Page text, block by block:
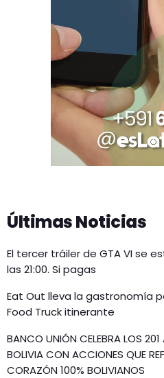
Últimas Noticias
El tercer tráiler de GTA VI se
las 21:00. Si pagas
Eat Out lleva la gastronomía
Food Truck itinerante
BANCO UNIÓN CELEBRA LOS 201
BOLIVIA CON ACCIONES QUE
CORAZÓN 100% BOLIVIANOS